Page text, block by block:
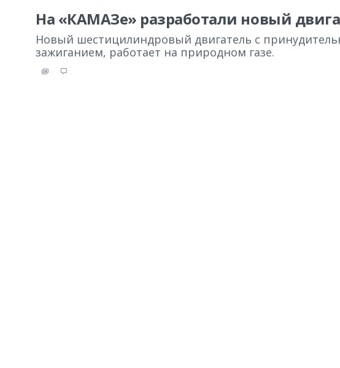
На «КАМАЗе» разработали новый
Новый шестицилиндровый двигатель с
зажиганием, работает на природном газе.